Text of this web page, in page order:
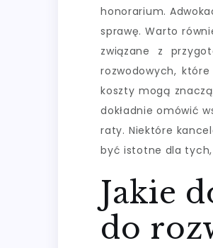
honorarium.
sprawę. Warto
związane z
rozwodowych,
koszty mogą
dokładnie omówić
raty. Niektóre
być istotne dla tych,
Jakie
do